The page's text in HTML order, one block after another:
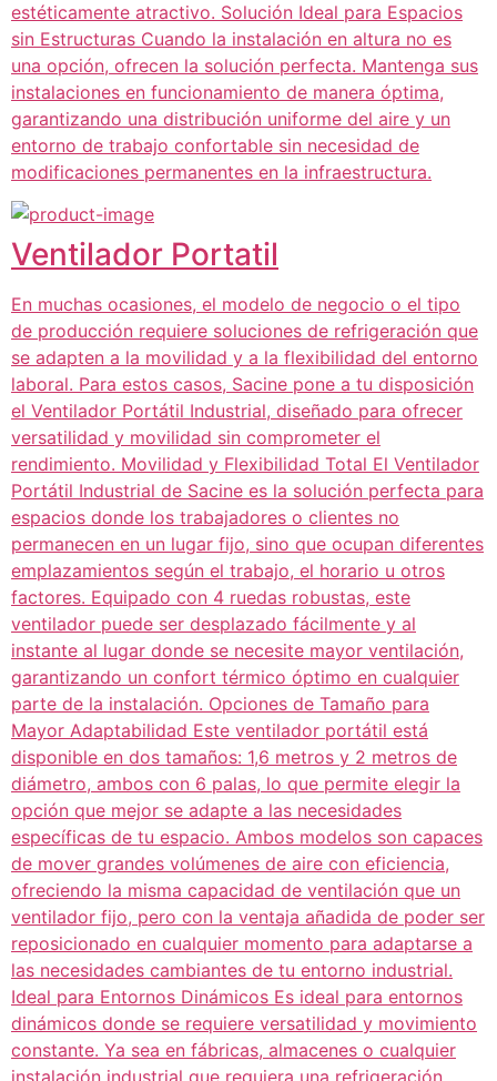
estéticamente atractivo. Solución Ideal para Espacios
sin Estructuras Cuando la instalación en altura no es
una opción, ofrecen la solución perfecta. Mantenga sus
instalaciones en funcionamiento de manera óptima,
garantizando una distribución uniforme del aire y un
entorno de trabajo confortable sin necesidad de
modificaciones permanentes en la infraestructura.
Ventilador Portatil
En muchas ocasiones, el modelo de negocio o el tipo
de producción requiere soluciones de refrigeración que
se adapten a la movilidad y a la flexibilidad del entorno
laboral. Para estos casos, Sacine pone a tu disposición
el Ventilador Portátil Industrial, diseñado para ofrecer
versatilidad y movilidad sin comprometer el
rendimiento. Movilidad y Flexibilidad Total El Ventilador
Portátil Industrial de Sacine es la solución perfecta para
espacios donde los trabajadores o clientes no
permanecen en un lugar fijo, sino que ocupan diferentes
emplazamientos según el trabajo, el horario u otros
factores. Equipado con 4 ruedas robustas, este
ventilador puede ser desplazado fácilmente y al
instante al lugar donde se necesite mayor ventilación,
garantizando un confort térmico óptimo en cualquier
parte de la instalación. Opciones de Tamaño para
Mayor Adaptabilidad Este ventilador portátil está
disponible en dos tamaños: 1,6 metros y 2 metros de
diámetro, ambos con 6 palas, lo que permite elegir la
opción que mejor se adapte a las necesidades
específicas de tu espacio. Ambos modelos son capaces
de mover grandes volúmenes de aire con eficiencia,
ofreciendo la misma capacidad de ventilación que un
ventilador fijo, pero con la ventaja añadida de poder ser
reposicionado en cualquier momento para adaptarse a
las necesidades cambiantes de tu entorno industrial.
Ideal para Entornos Dinámicos Es ideal para entornos
dinámicos donde se requiere versatilidad y movimiento
constante. Ya sea en fábricas, almacenes o cualquier